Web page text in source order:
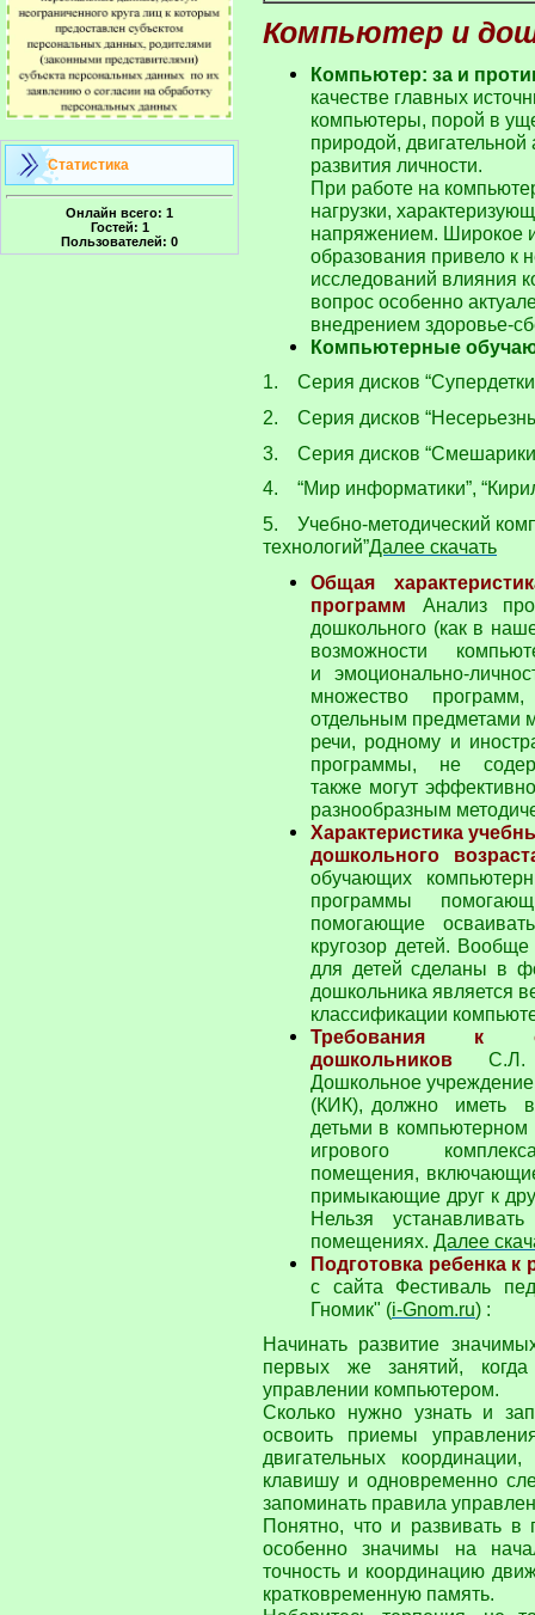
Статистика
Онлайн всего: 1
Гостей: 1
Пользователей: 0
Компьютер и
Компьютер: за и
качестве главных
компьютеры, порой в
природой,
развития личности.
При работе на
нагрузки,
напряжением. Широкое
образования привело к
исследований влияния
вопрос особенно
внедрением здоровье-
Компьютерные
1. Серия дисков
2. Серия дисков
3. Серия дисков
4. “Мир информатики”,
5. Учебно-методический
технологий”Далее скачать
Общая
программ Анализ
дошкольного (как в
возможности
и эмоционально-
множество
отдельным предметами
речи, родному и
про­граммы, не
также могут
разнообразным
Характеристика
дошкольного
обучающих
программы
помогающие
кругозор детей.
для детей сделаны в
дошкольника является
классификации
Требования к
дошкольников
С.Л.
Дошкольное
(КИК), должно иметь
детьми в
игрового
помещения,
примыкающие друг к
Нельзя
помещениях. Далее
Подготовка ребенка
с сайта Фестиваль
Гномик" (i-Gnom.ru) :
Начинать развитие
первых же занятий,
управлении компьютером.
Сколько нужно узнать и
освоить приемы
двигательных
клавишу и одновременно
запоминать правила
Понятно, что и развивать
особенно значимы на
точность и координацию
кратковременную память.